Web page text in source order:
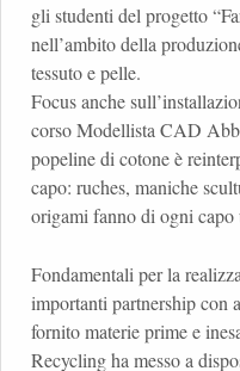
gli studenti del progetto
nell’ambito della
tessuto e pelle.
Focus anche
corso Modellista CAD
popeline di cotone è
capo: ruches, maniche
origami fanno di ogni capo
Fondamentali per la
importanti partnership con
fornito materie prime e
Recycling ha messo a